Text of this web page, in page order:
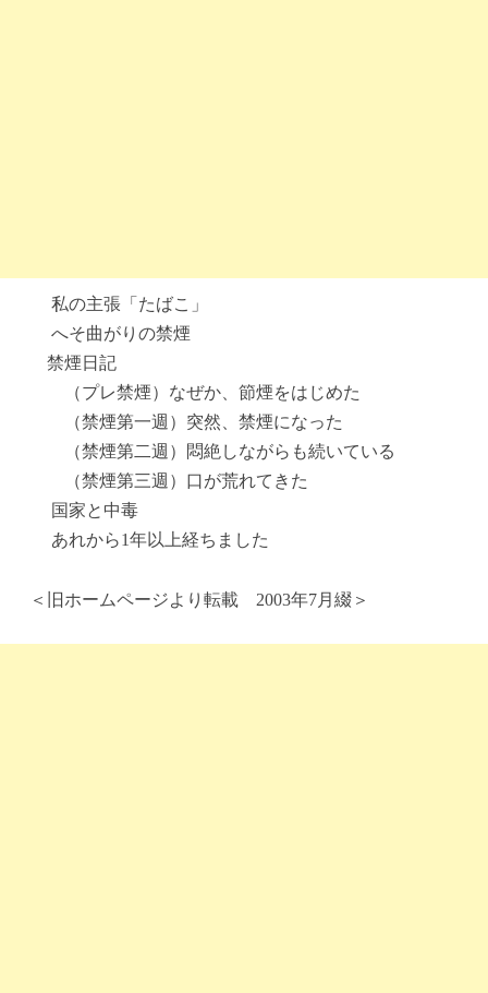
私の主張「たばこ」
へそ曲がりの禁煙
禁煙日記
（プレ禁煙）なぜか、節煙をはじめた
（禁煙第一週）突然、禁煙になった
（禁煙第二週）悶絶しながらも続いている
（禁煙第三週）口が荒れてきた
国家と中毒
あれから1年以上経ちました
＜旧ホームページより転載 2003年7月綴＞